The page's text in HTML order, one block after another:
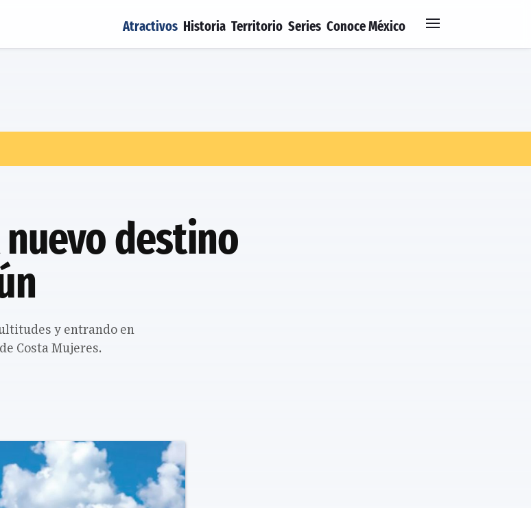
Atractivos Historia Territorio Series Conoce México
destino
y entrando en
Costa Mujeres.